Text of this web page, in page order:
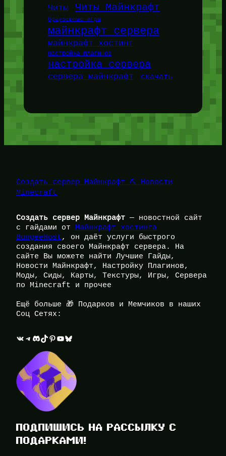
Читы Читы Майнкрафт
браузерные игры
майнкрафт сервера
майнкрафт хостинг
настройка плагинов
настройка сервера
сервера майнкрафт скачать
Создать сервер Майнкрафт ⛏️ Новости
Minecraft
Создать сервер Майнкрафт — новостной сайт
с гайдами от
Майнкрафт хостинга
BungeeHost, он даёт услуги быстрого
создания своего Майнкрафт сервера. На
сайте Вы можете найти Лучшие Гайды,
Новости Майнкрафт, Настройку Плагинов,
Моды, Сиды, Карты, Текстуры, Игры, Сервера
по Minecraft и прочее
Ещё больше 🎁 Подарков и Мемчиков в наших
Соц Сетях:
ВКонтакте Telegram Discord TikTok Pinterest YouTube Bluesky
ПОДПИШИСЬ НА РАССЫЛКУ С
ПОДАРКАМИ!